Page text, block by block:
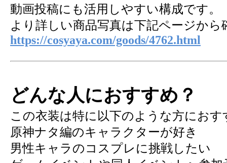
動画投稿にも活用しやすい構成です。
より詳しい商品写真は下記ページから
https://cosyaya.com/goods/4762.html
どんな人におすすめ？
この衣装は特に以下のような方におす
原神ナタ編のキャラクターが好き
男性キャラのコスプレに挑戦したい